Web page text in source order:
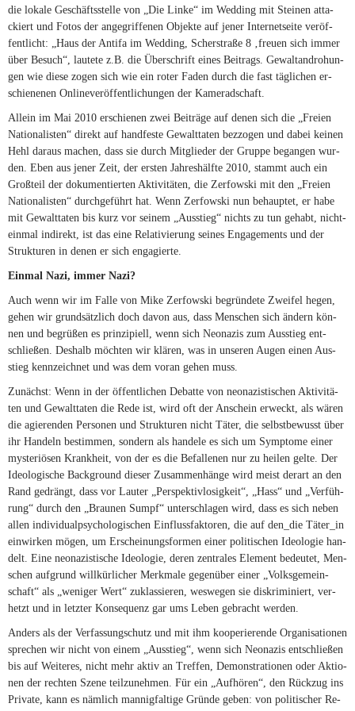
die lo­kale Ge­schäfts­stelle von „Die Linke“ im Wed­ding mit Stei­nen at­ta­
ckiert und Fo­tos der an­ge­grif­fe­nen Ob­jekte auf je­ner In­ter­net­seite ver­öf­
fent­licht: „Haus der An­tifa im Wed­ding, Scher­straße 8 ‚freuen sich im­mer
über Be­such“, lau­tete z.B. die Über­schrift ei­nes Bei­trags. Ge­walt­an­dro­hun­
gen wie diese zo­gen sich wie ein ro­ter Fa­den durch die fast täg­li­chen er­
schie­ne­nen On­line­ver­öf­fent­li­chun­gen der Kameradschaft.
Al­lein im Mai 2010 er­schie­nen zwei Bei­träge auf de­nen sich die „Freien
Na­tio­na­lis­ten“ di­rekt auf hand­feste Ge­walt­ta­ten bez­zo­gen und da­bei kei­nen
Hehl dar­aus ma­chen, dass sie durch Mit­glie­der der Gruppe be­gan­gen wur­
den. Eben aus je­ner Zeit, der ers­ten Jah­res­hälfte 2010, stammt auch ein
Groß­teil der do­ku­men­tier­ten Ak­ti­vi­tä­ten, die Zer­fow­ski mit den „Freien
Na­tio­na­lis­ten“ durch­ge­führt hat. Wenn Zer­fow­ski nun be­haup­tet, er habe
mit Ge­walt­ta­ten bis kurz vor sei­nem „Aus­stieg“ nichts zu tun ge­habt, nicht­
ein­mal in­di­rekt, ist das eine Re­la­ti­vie­rung sei­nes En­ga­ge­ments und der
Struk­tu­ren in de­nen er sich engagierte.
Ein­mal Nazi, im­mer Nazi?
Auch wenn wir im Falle von Mike Zer­fow­ski be­grün­dete Zwei­fel he­gen,
ge­hen wir grund­sätz­lich doch da­von aus, dass Men­schen sich ändern kön­
nen und be­grü­ßen es prin­zi­pi­ell, wenn sich Neo­na­zis zum Aus­stieg ent­
schlie­ßen. Des­halb möch­ten wir klä­ren, was in un­se­ren Au­gen ei­nen Aus­
stieg kenn­zeich­net und was dem voran ge­hen muss.
Zu­nächst: Wenn in der öffent­li­chen De­batte von neo­na­zis­ti­schen Ak­ti­vi­tä­
ten und Ge­walt­ta­ten die Rede ist, wird oft der An­schein er­weckt, als wä­ren
die agie­ren­den Per­so­nen und Struk­tu­ren nicht Tä­ter, die selbst­be­wusst über
ihr Han­deln be­stim­men, son­dern als han­dele es sich um Sym­ptome ei­ner
mys­te­riö­sen Krank­heit, von der es die Be­fal­le­nen nur zu hei­len gelte. Der
Ideo­lo­gi­sche Back­ground die­ser Zu­sam­men­hänge wird meist der­art an den
Rand ge­drängt, dass vor Lau­ter „Per­spek­tiv­lo­sig­keit“, „Hass“ und „Ver­füh­
rung“ durch den „Brau­nen Sumpf“ un­ter­schla­gen wird, dass es sich ne­ben
al­len in­di­vi­dual­psy­cho­lo­gi­schen Ein­fluss­fak­to­ren, die auf den_die Täter_in
ein­wir­ken mö­gen, um Er­schei­nungs­for­men ei­ner po­li­ti­schen Ideo­lo­gie han­
delt. Eine neo­na­zis­ti­sche Ideo­lo­gie, de­ren zen­tra­les Ele­ment be­deu­tet, Men­
schen auf­grund will­kür­li­cher Merk­male ge­gen­über ei­ner „Volks­ge­mein­
schaft“ als „we­ni­ger Wert“ zu­klas­sie­ren, wes­we­gen sie dis­kri­mi­niert, ver­
hetzt und in letz­ter Kon­se­quenz gar ums Le­ben ge­bracht werden.
An­ders als der Ver­fas­sungschutz und mit ihm ko­ope­rie­rende Or­ga­ni­sa­tio­nen
spre­chen wir nicht von ei­nem „Aus­stieg“, wenn sich Neo­na­zis ent­schlie­ßen
bis auf Wei­te­res, nicht mehr ak­tiv an Tref­fen, De­mons­tra­tio­nen oder Ak­tio­
nen der rech­ten Szene teil­zu­neh­men. Für ein „Auf­hö­ren“, den Rück­zug ins
Pri­vate, kann es näm­lich man­nig­fal­tige Gründe ge­ben: von po­li­ti­scher Re­